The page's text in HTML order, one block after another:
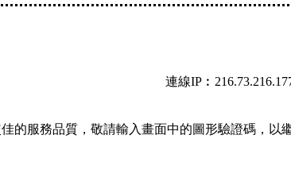
連線
的服務品質，敬請輸入畫面中的圖形驗證碼，以